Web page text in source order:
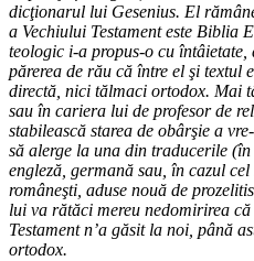
dicţionarul lui Gesenius. El
a Vechiului Testament este Biblia
teologic i-a propus-o cu
părerea de rău că între el şi textul
directă, nici tălmaci ortodox. Mai
sau în cariera lui de profesor de
stabilească starea de obârşie a
să alerge la una din traducerile
engleză, germană sau, în cazul
româneşti, aduse nouă de
lui va rătăci mereu nedomirirea
Testament n’a găsit la noi, până
ortodox.